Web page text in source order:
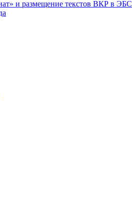
и размещение текстов ВКР в ЭБС